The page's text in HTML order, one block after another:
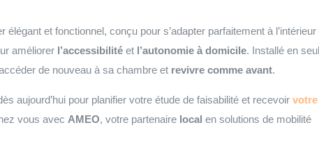
élégant et fonctionnel, conçu pour s’adapter parfaitement à
améliorer l’accessibilitéet l’autonomie à domicile. Installé en
de nouveau à sa chambre et revivre comme avant.
aujourd’hui pour planifier votre étude de faisabilité et recevoir
vous avec AMEO, votre partenaire local en solutions de mobilité